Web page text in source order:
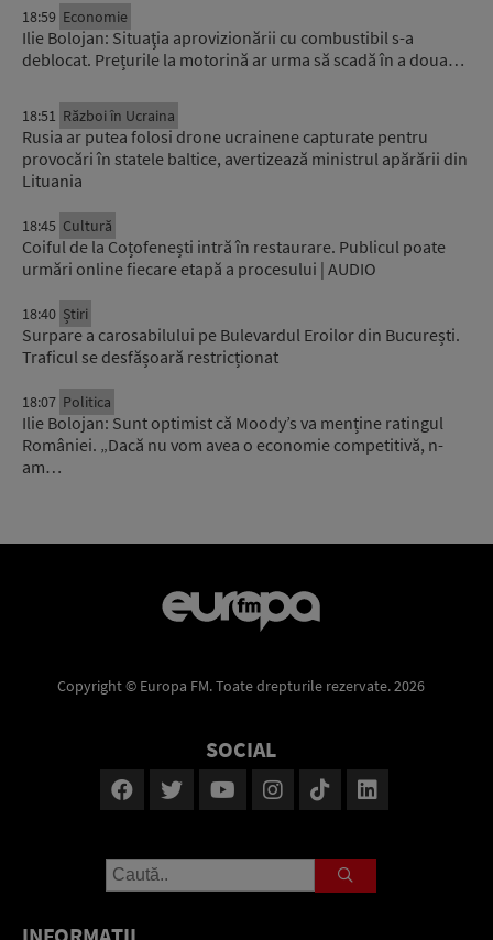
18:59 Economie
Ilie Bolojan: Situaţia aprovizionării cu combustibil s-a
deblocat. Prețurile la motorină ar urma să scadă în a doua…
18:51 Război în Ucraina
Rusia ar putea folosi drone ucrainene capturate pentru
provocări în statele baltice, avertizează ministrul apărării din
Lituania
18:45 Cultură
Coiful de la Coțofenești intră în restaurare. Publicul poate
urmări online fiecare etapă a procesului | AUDIO
18:40 Știri
Surpare a carosabilului pe Bulevardul Eroilor din București.
Traficul se desfășoară restricționat
18:07 Politica
Ilie Bolojan: Sunt optimist că Moody’s va menține ratingul
României. „Dacă nu vom avea o economie competitivă, n-
am…
Copyright © Europa FM. Toate drepturile rezervate. 2026
SOCIAL